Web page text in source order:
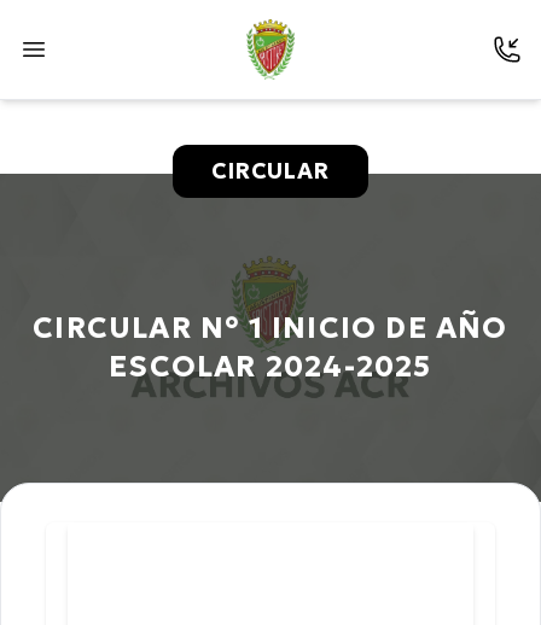
CIRCULAR
CIRCULAR N° 1 INICIO DE AÑO
ESCOLAR 2024-2025